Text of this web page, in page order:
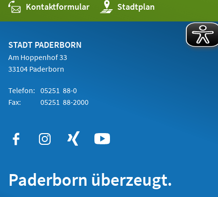
Kontaktformular Stadtplan
(Öffnet
in
einem
STADT PADERBORN
Am Hoppenhof 33
33104 Paderborn
Telefon: 05251 88-0
Fax:
05251 88-2000
Paderborn überzeugt.